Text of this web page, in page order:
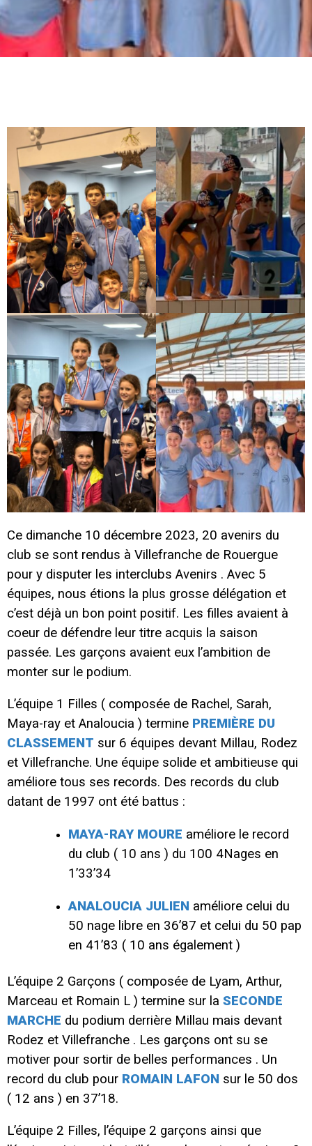
Ce dimanche 10 décembre 2023, 20 avenirs du
club se sont rendus à Villefranche de Rouergue
pour y disputer les interclubs Avenirs . Avec 5
équipes, nous étions la plus grosse délégation et
c’est déjà un bon point positif. Les filles avaient à
coeur de défendre leur titre acquis la saison
passée. Les garçons avaient eux l’ambition de
monter sur le podium.
L’équipe 1 Filles ( composée de Rachel, Sarah,
Maya-ray et Analoucia ) termine PREMIÈRE DU
CLASSEMENT sur 6 équipes devant Millau, Rodez
et Villefranche. Une équipe solide et ambitieuse qui
améliore tous ses records. Des records du club
datant de 1997 ont été battus :
MAYA-RAY MOURE améliore le record
du club ( 10 ans ) du 100 4Nages en
1’33’34
ANALOUCIA JULIEN améliore celui du
50 nage libre en 36’87 et celui du 50 pap
en 41’83 ( 10 ans également )
L’équipe 2 Garçons ( composée de Lyam, Arthur,
Marceau et Romain L ) termine sur la SECONDE
MARCHE du podium derrière Millau mais devant
Rodez et Villefranche . Les garçons ont su se
motiver pour sortir de belles performances . Un
record du club pour ROMAIN LAFON sur le 50 dos
( 12 ans ) en 37’18.
L’équipe 2 Filles, l’équipe 2 garçons ainsi que